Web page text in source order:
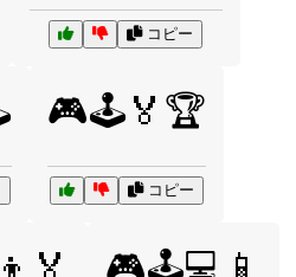
コピー
🎮🕹️🏅🏆
コピー
🎮🕹️💻📱